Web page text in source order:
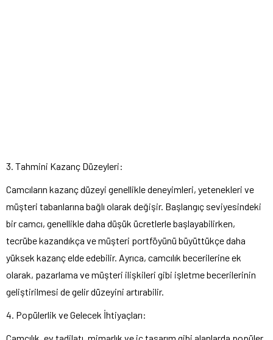
3. Tahmini Kazanç Düzeyleri:
Camcıların kazanç düzeyi genellikle deneyimleri, yetenekleri ve
müşteri tabanlarına bağlı olarak değişir. Başlangıç ​​seviyesindeki
bir camcı, genellikle daha düşük ücretlerle başlayabilirken,
tecrübe kazandıkça ve müşteri portföyünü büyüttükçe daha
yüksek kazanç elde edebilir. Ayrıca, camcılık becerilerine ek
olarak, pazarlama ve müşteri ilişkileri gibi işletme becerilerinin
geliştirilmesi de gelir düzeyini artırabilir.
4. Popülerlik ve Gelecek İhtiyaçları:
Camcılık, ev tadilatı, mimarlık ve iç tasarım gibi alanlarda popüler